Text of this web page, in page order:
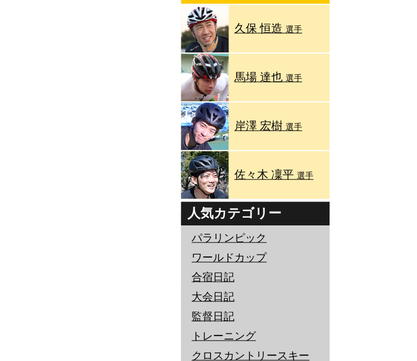
久保 恒造 選手
馬場 達也 選手
岸澤 宏樹 選手
佐々木 凜平 選手
人気カテゴリー
パラリンピック
ワールドカップ
合宿日記
大会日記
監督日記
トレーニング
クロスカントリースキー